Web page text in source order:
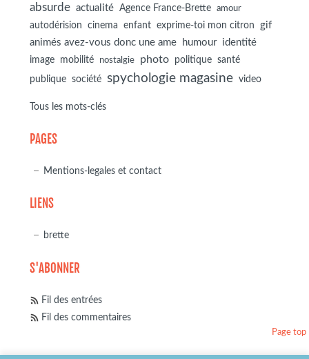
absurde actualité Agence France-Brette amour
autodérision cinema enfant exprime-toi mon citron
gif
animés avez-vous donc une ame
humour identité
image mobilité nostalgie photo politique
santé
publique
société spychologie magasine video
Tous les mots-clés
PAGES
Mentions-legales et contact
LIENS
brette
S'ABONNER
Fil des entrées
Fil des commentaires
Page top